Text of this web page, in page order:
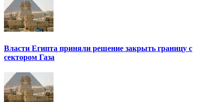
Власти Египта приняли решение закрыть границу с
сектором Газа